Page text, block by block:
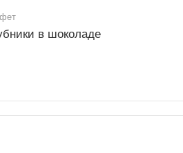
в шоколаде